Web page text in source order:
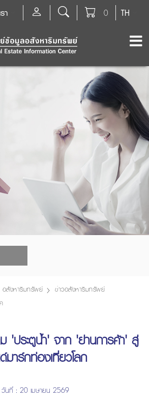
TH
0
า
อสังหาริมทรัพย์
ข่าวอสังหาริมทรัพย์
'ประตูน้ำ' จาก 'ย่านการค้า' สู่
มาร์กท่องเที่ยวโลก
วันที่ : 20 เมษายน 2569